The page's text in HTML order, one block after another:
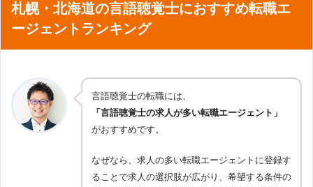
札幌・北海道の言語聴覚士におすすめ転職エ
ージェントランキング
言語聴覚士の転職には、
「言語聴覚士の求人が多い転職エージェント」
がおすすめです。
なぜなら、求人の多い転職エージェントに登録す
ることで求人の選択肢が広がり、希望する条件の